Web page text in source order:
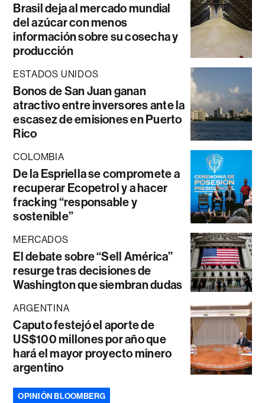
Brasil deja al mercado mundial
del azúcar con menos
información sobre su cosecha y
producción
ESTADOS UNIDOS
Bonos de San Juan ganan
atractivo entre inversores ante la
escasez de emisiones en Puerto
Rico
COLOMBIA
De la Espriella se compromete a
recuperar Ecopetrol y a hacer
fracking “responsable y
sostenible”
MERCADOS
El debate sobre “Sell América”
resurge tras decisiones de
Washington que siembran dudas
ARGENTINA
Caputo festejó el aporte de
US$100 millones por año que
hará el mayor proyecto minero
argentino
OPINIÓN BLOOMBERG